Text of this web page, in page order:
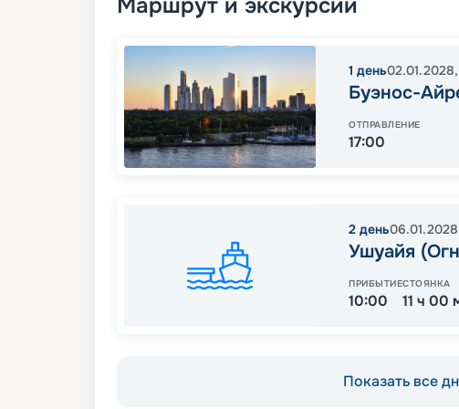
Маршрут и экскурсии
1 день02.01.2028,
Буэнос-
ОТПРАВЛЕНИЕ
17:00
2 день06.01.2028
Ушуайя
ПРИБЫТИЕ
10:00
СТОЯНКА
11 ч 00
Показать все